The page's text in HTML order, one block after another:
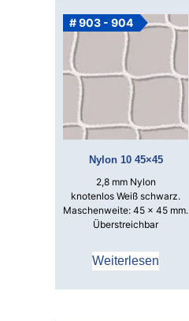
# 903 - 904
Nylon 10 45×45
2,8 mm Nylon
knotenlos Weiß schwarz.
Maschenweite: 45 x 45 mm.
Überstreichbar
Weiterlesen